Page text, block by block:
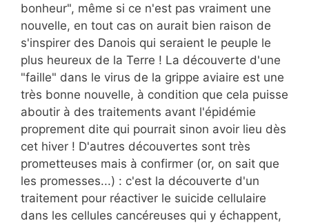
bonheur", même si ce n'est pas vraiment une
nouvelle, en tout cas on aurait bien raison de
s'inspirer des Danois qui seraient le peuple le
plus heureux de la Terre ! La découverte d'une
"faille" dans le virus de la grippe aviaire est une
très bonne nouvelle, à condition que cela puisse
aboutir à des traitements avant l'épidémie
proprement dite qui pourrait sinon avoir lieu dès
cet hiver ! D'autres découvertes sont très
prometteuses mais à confirmer (or, on sait que
les promesses...) : c'est la découverte d'un
traitement pour réactiver le suicide cellulaire
dans les cellules cancéreuses qui y échappent,